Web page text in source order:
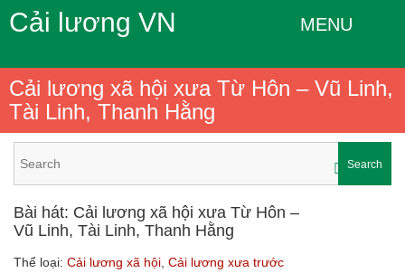
Cải lương VN MENU
Cải lương xã hội xưa Từ Hôn – Vũ Linh,
Tài Linh, Thanh Hằng
Search
Bài hát: Cải lương xã hội xưa Từ Hôn –
Vũ Linh, Tài Linh, Thanh Hằng
Thể loại: Cải lương xã hội Cải lương xưa trước